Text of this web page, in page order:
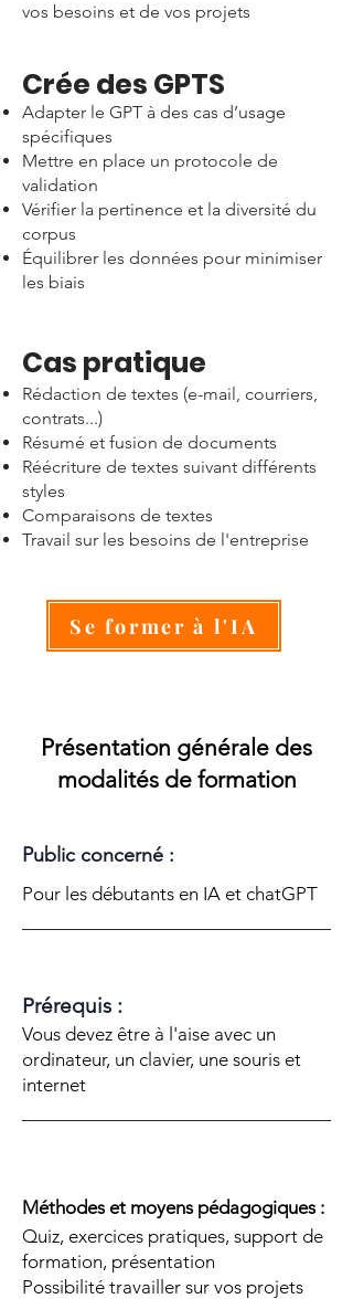
vos besoins et de vos projets
Crée des GPTS
Adapter le GPT à des cas d’usage
spécifiques
Mettre en place un protocole de
validation
Vérifier la pertinence et la diversité du
corpus
Équilibrer les données pour minimiser
les biais
Cas pratique
​Rédaction de textes (e-mail, courriers,
contrats...)
Résumé et fusion de documents
Réécriture de textes suivant différents
styles
Comparaisons de textes
Travail sur les besoins de l'entreprise
Se former à l'IA
Présentation générale des
modalités de formation
Public concerné :
Pour les débutants en IA et chatGPT
Prérequis :
Vous devez être à l'aise avec un
ordinateur, un clavier, une souris et
internet
Méthodes et moyens pédagogiques :
Quiz, exercices pratiques, support de
formation, présentation
Possibilité travailler sur vos projets